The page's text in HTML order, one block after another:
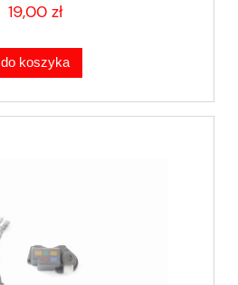
19,00 zł
do koszyka